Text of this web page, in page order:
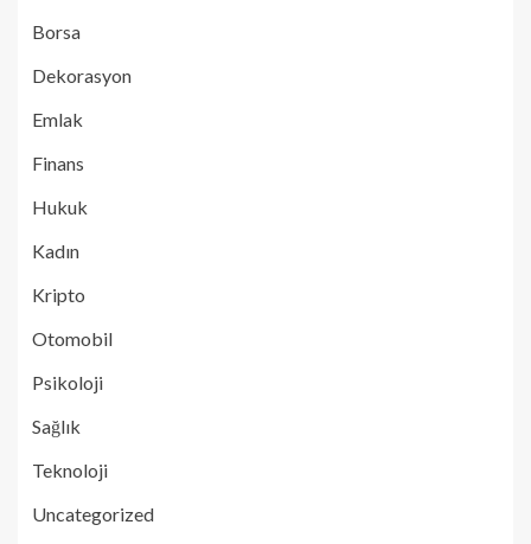
Borsa
Dekorasyon
Emlak
Finans
Hukuk
Kadın
Kripto
Otomobil
Psikoloji
Sağlık
Teknoloji
Uncategorized